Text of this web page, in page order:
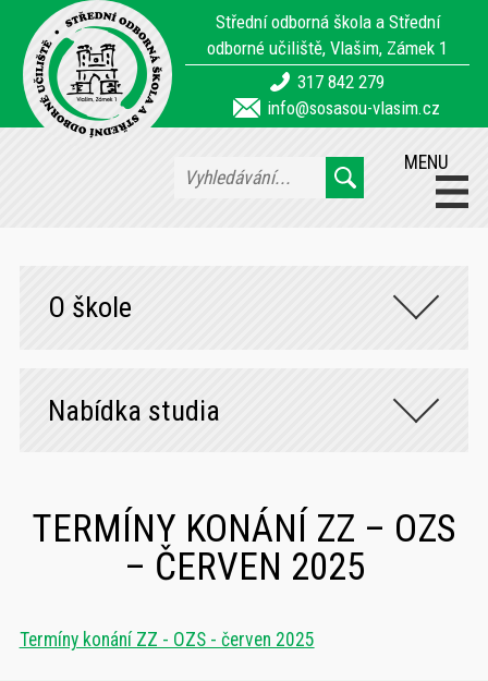
Střední odborná škola a Střední
odborné učiliště, Vlašim, Zámek 1
317 842 279
info@sosasou-vlasim.cz
MENU
O škole
Nabídka studia
TERMÍNY KONÁNÍ ZZ – OZS
– ČERVEN 2025
Termíny konání ZZ - OZS - červen 2025